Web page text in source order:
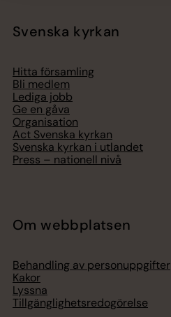
Svenska kyrkan
Hitta församling
Bli medlem
Lediga jobb
Ge en gåva
Organisation
Act Svenska kyrkan
Svenska kyrkan i utlandet
Press – nationell nivå
Om webbplatsen
Behandling av personuppgifter
Kakor
Lyssna
Tillgänglighetsredogörelse